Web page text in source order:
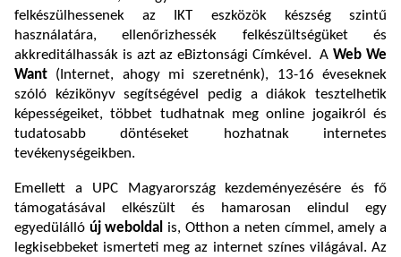
felkészülhessenek az IKT eszközök készség szintű
használatára, ellenőrizhessék felkészültségüket és
akkreditálhassák is azt az eBiztonsági Címkével. AWeb We
Want (Internet, ahogy mi szeretnénk), 13-16 éveseknek
szóló kézikönyv segítségével pedig a diákok tesztelhetik
képességeiket, többet tudhatnak meg online jogaikról és
tudatosabb döntéseket hozhatnak internetes
tevékenységeikben.
Emellett a UPC Magyarország kezdeményezésére és fő
támogatásával elkészült és hamarosan elindul egy
egyedülálló új weboldal is, Otthon a neten címmel, amely a
legkisebbeket ismerteti meg az internet színes világával. Az